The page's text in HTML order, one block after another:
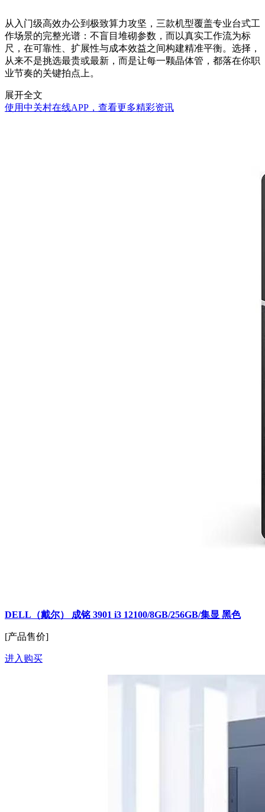
从入门级高效办公到极致算力攻坚，三款机型覆盖专业台式工
作场景的完整光谱：不盲目堆砌参数，而以真实工作流为标
尺，在可靠性、扩展性与成本效益之间构建精准平衡。选择，
从来不是挑选最贵或最新，而是让每一颗晶体管，都落在你职
业节奏的关键拍点上。
展开全文
使用中关村在线APP，查看更多精彩资讯
DELL（戴尔） 成铭 3901 i3 12100/8GB/256GB/集显 黑色
[产品售价]
进入购买